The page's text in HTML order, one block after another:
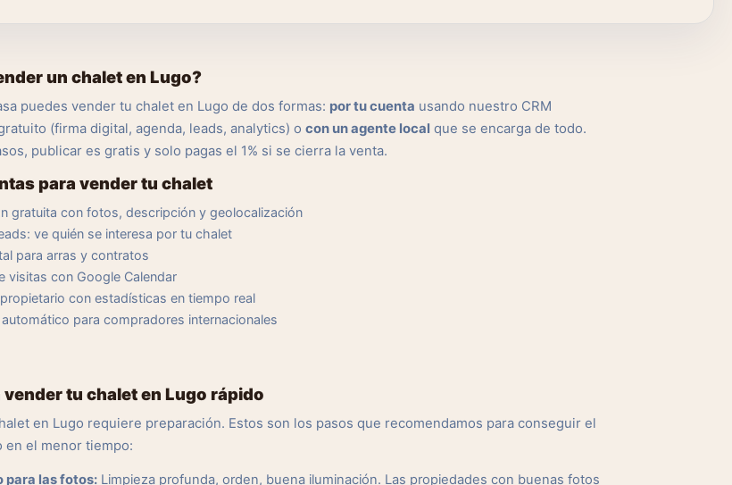
un chalet en Lugo?
puedes vender tu chalet en Lugo de dos formas: por tu cuenta usando nuestro CRM
(firma digital, agenda, leads, analytics) o con un agente local que se encarga de todo.
publicar es gratis y solo pagas el 1% si se cierra la venta.
para vender tu chalet
gratuita con fotos, descripción y geolocalización
ve quién se interesa por tu chalet
para arras y contratos
visitas con Google Calendar
con estadísticas en tiempo real
para compradores internacionales
vender tu chalet en Lugo rápido
en Lugo requiere preparación. Estos son los pasos que recomendamos para conseguir el
en el menor tiempo:
para las fotos: Limpieza profunda, orden, buena iluminación. Las propiedades con buenas fotos